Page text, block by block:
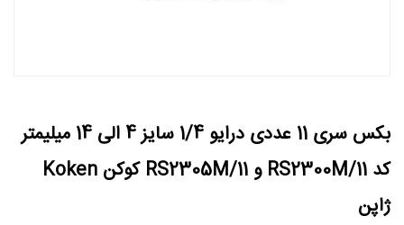
بکس سری 11 عددی درایو 1/4 سایز 4 الی 14 میلیمتر
کد ​RS2300M/11 و RS2305M/11 کوکن Koken
ژاپن